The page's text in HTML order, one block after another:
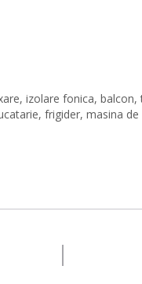
izolare fonica, balcon,
frigider, masina de